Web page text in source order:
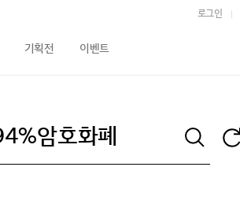
로그인
기획전 이벤트